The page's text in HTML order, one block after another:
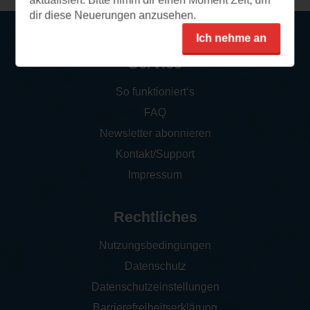
dir diese Neuerungen anzusehen.
Ich nehme an
Service
So funktioniert‘s
FAQ
Newsletter abonnieren
Kontakt/Support
Impressum
Rechtliches
Nutzungsbedingungen
Datenschutz
Datenschutzeinstellungen